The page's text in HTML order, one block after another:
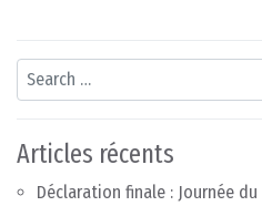
Search
Articles récents
Déclaration finale : Journée